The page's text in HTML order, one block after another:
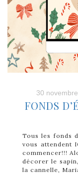
30
FONDS
Tous les fonds
vous attendent
commencer!!!
décorer le
la cannelle,